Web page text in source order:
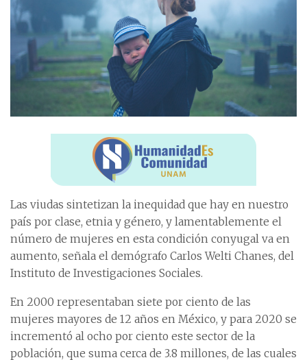
Las viudas sintetizan la inequidad que hay en nuestro
país por clase, etnia y género, y lamentablemente el
número de mujeres en esta condición conyugal va en
aumento, señala el demógrafo Carlos Welti Chanes, del
Instituto de Investigaciones Sociales.
En 2000 representaban siete por ciento de las
mujeres mayores de 12 años en México, y para 2020 se
incrementó al ocho por ciento este sector de la
población, que suma cerca de 3.8 millones, de las cuales